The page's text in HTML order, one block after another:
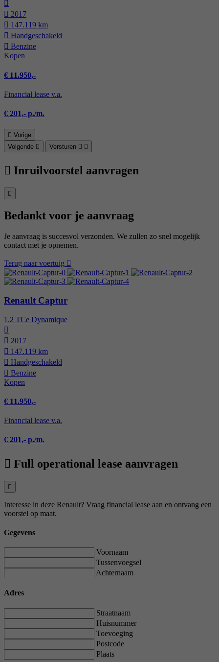
2017
147.119 km
Hand­geschakeld
Benzine
Kopen
€ 11.950,-
Financial lease v.a.
€ 201,- p./m.
Vorige
Volgende
Versturen
Inruilvoorstel aanvragen
Bedankt voor je aanvraag
Je aanvraag is succesvol verzonden. We zullen zo snel mogelijk
contact met je opnemen.
Terug naar voertuig
Renault Captur
1.2 TCe Dynamique
2017
147.119 km
Hand­geschakeld
Benzine
Kopen
€ 11.950,-
Financial lease v.a.
€ 201,- p./m.
Full operational lease aanvragen
Interesse in deze Renault? Vraag financial lease aan en ontvang een
voorstel op maat.
Gegevens
Voornaam
Tussenvoegsel
Achternaam
Adres
Straatnaam
Huisnummer
Toevoeging
Postcode
Plaats